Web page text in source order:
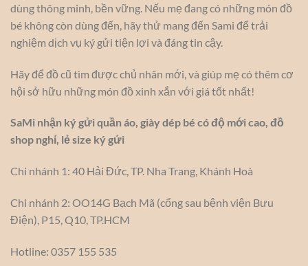
dùng thông minh, bền vững. Nếu mẹ đang có những món đồ
bé không còn dùng đến, hãy thử mang đến Sami để trải
nghiệm dịch vụ ký gửi tiện lợi và đáng tin cậy.
Hãy để đồ cũ tìm được chủ nhân mới, và giúp mẹ có thêm cơ
hội sở hữu những món đồ xinh xắn với giá tốt nhất!
SaMi nhận ký gửi quần áo, giày dép bé có độ mới cao, đồ
shop nghỉ, lẻ size ký gửi
Chi nhánh 1: 40 Hải Đức, TP. Nha Trang, Khánh Hoà
Chi nhánh 2: OO14G Bạch Mã (cổng sau bệnh viện Bưu
Điện), P15, Q10, TP.HCM
Hotline: 0357 155 535